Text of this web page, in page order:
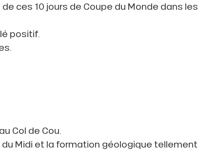
ces 10 jours de Coupe du Monde dans les
positif.
Col de Cou.
du Midi et la formation géologique tellement